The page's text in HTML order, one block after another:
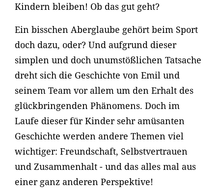
Kindern bleiben! Ob das gut geht?
Ein bisschen Aberglaube gehört beim Sport
doch dazu, oder? Und aufgrund dieser
simplen und doch unumstößlichen Tatsache
dreht sich die Geschichte von Emil und
seinem Team vor allem um den Erhalt des
glückbringenden Phänomens. Doch im
Laufe dieser für Kinder sehr amüsanten
Geschichte werden andere Themen viel
wichtiger: Freundschaft, Selbstvertrauen
und Zusammenhalt - und das alles mal aus
einer ganz anderen Perspektive!